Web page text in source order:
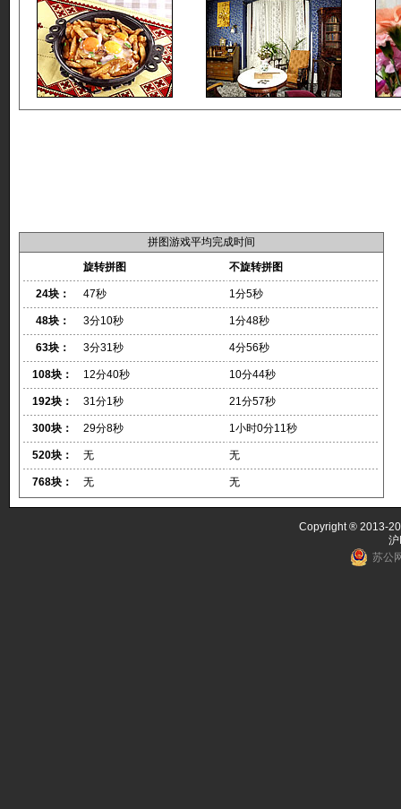
拼图游戏平均完成时间
旋转拼图
不旋转拼图
24块： 47秒 1分5秒
48块： 3分10秒 1分48秒
63块： 3分31秒 4分56秒
108块： 12分40秒 10分44秒
192块： 31分1秒 21分57秒
300块： 29分8秒 1小时0分11秒
520块： 无 无
768块： 无 无
Copyright ® 2013-
苏公